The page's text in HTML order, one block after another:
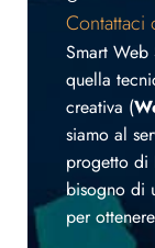
Contattaci
Smart
quella
creativa (
siamo al
progetto di
bisogno di
per